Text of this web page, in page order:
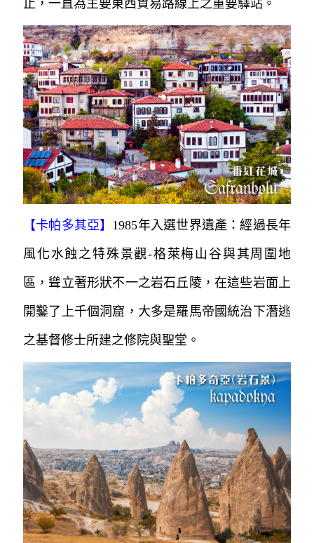
止，一直為主要東西貿易路線上之重要驛站。
【卡帕多其亞】 1985年入選世界遺產：經過長年
風化水蝕之特殊景觀-格萊梅山谷與其周圍地
區，聳立著形狀不一之岩石丘陵，在這些岩面上
開鑿了上千個洞窟，大多是羅馬帝國統治下潛逃
之基督修士所建之修院與聖堂。